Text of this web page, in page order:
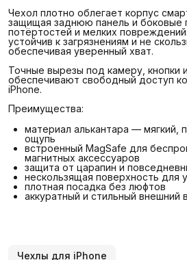
Чехол плотно облегает корпус
защищая заднюю панель и боковые
потёртостей и мелких
устойчив к загрязнениям и не
обеспечивая уверенный хват.
Точные вырезы под камеру, кнопки
обеспечивают свободный доступ
iPhone.
Преимущества:
материал алькантара — мягкий,
ощупь
встроенный MagSafe для
магнитных аксессуаров
защита от царапин и
нескользящая поверхность для
плотная посадка без люфтов
аккуратный и стильный внешний
Чехлы для iPhone